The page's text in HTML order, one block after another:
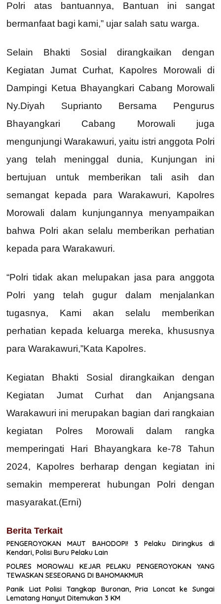
Polri atas bantuannya, Bantuan ini sangat
bermanfaat bagi kami,” ujar salah satu warga.
Selain Bhakti Sosial dirangkaikan dengan
Kegiatan Jumat Curhat, Kapolres Morowali di
Dampingi Ketua Bhayangkari Cabang Morowali
Ny.Diyah Suprianto Bersama Pengurus
Bhayangkari Cabang Morowali juga
mengunjungi Warakawuri, yaitu istri anggota Polri
yang telah meninggal dunia, Kunjungan ini
bertujuan untuk memberikan tali asih dan
semangat kepada para Warakawuri, Kapolres
Morowali dalam kunjungannya menyampaikan
bahwa Polri akan selalu memberikan perhatian
kepada para Warakawuri.
“Polri tidak akan melupakan jasa para anggota
Polri yang telah gugur dalam menjalankan
tugasnya, Kami akan selalu memberikan
perhatian kepada keluarga mereka, khususnya
para Warakawuri,”Kata Kapolres.
Kegiatan Bhakti Sosial dirangkaikan dengan
Kegiatan Jumat Curhat dan Anjangsana
Warakawuri ini merupakan bagian dari rangkaian
kegiatan Polres Morowali dalam rangka
memperingati Hari Bhayangkara ke-78 Tahun
2024, Kapolres berharap dengan kegiatan ini
semakin mempererat hubungan Polri dengan
masyarakat.(Erni)
Berita Terkait
PENGEROYOKAN MAUT BAHODOPI! 3 Pelaku Diringkus di
Kendari, Polisi Buru Pelaku Lain
POLRES MOROWALI KEJAR PELAKU PENGEROYOKAN YANG
TEWASKAN SESEORANG DI BAHOMAKMUR
Panik Liat Polisi Tangkap Buronan, Pria Loncat ke Sungai
Lematang Hanyut Ditemukan 3 KM